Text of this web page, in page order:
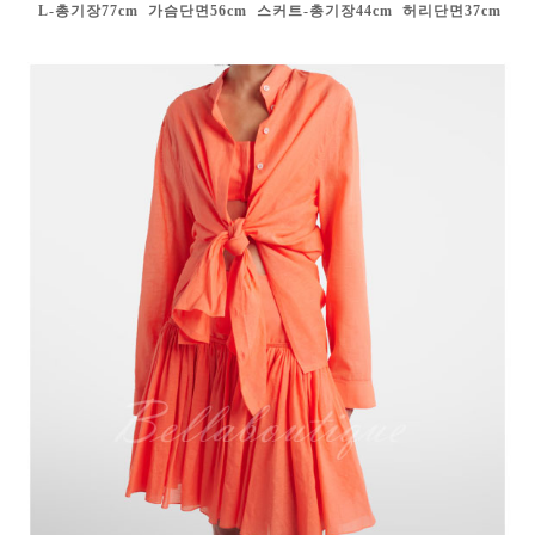
L-총기장77cm 가슴단면56cm 스커트-총기장44cm 허리단면37cm